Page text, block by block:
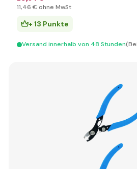
11,46 € ohne MwSt
+ 13 Punkte
Versand innerhalb von 48 Stunden